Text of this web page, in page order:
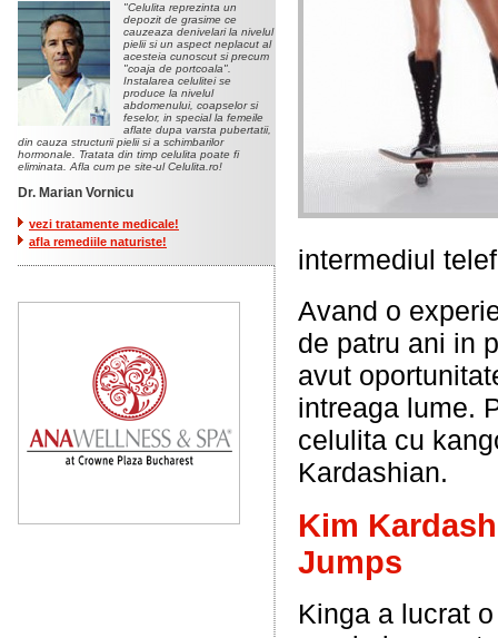
intermediul
Avand o
de patru ani in
avut
intreaga lume.
celulita cu
Kardashian.
Kim
Jumps
Kinga a lucrat
"Celulita reprezinta un
depozit de grasime ce
cauzeaza denivelari la nivelul
pielii si un aspect neplacut al
acesteia cunoscut si precum
"coaja de portcoala".
Instalarea celulitei se
produce la nivelul
abdomenului, coapselor si
feselor, in special la femeile
aflate dupa varsta pubertatii,
din cauza structurii pielii si a schimbarilor
hormonale. Tratata din timp celulita poate fi
eliminata. Afla cum pe site-ul Celulita.ro!
Dr. Marian Vornicu
vezi tratamente medicale!
afla remediile naturiste!